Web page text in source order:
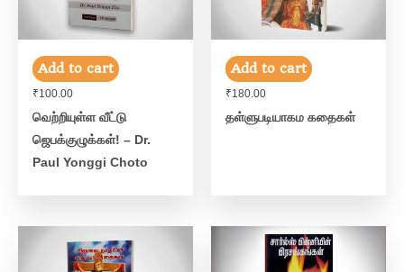
Add to cart
₹100.00
வெற்றியுள்ள வீட்டு
ஜெபக்குழுக்கள்! – Dr.
Paul Yonggi Choto
Add to cart
₹180.00
தள்ளுபடியாகம கதைகள்